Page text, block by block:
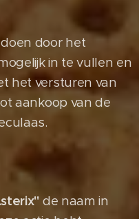
door het
in te vullen en
het versturen van
aankoop van de
de naam in